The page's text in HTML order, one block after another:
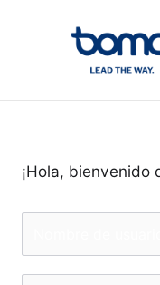
¡Hola, bienvenido